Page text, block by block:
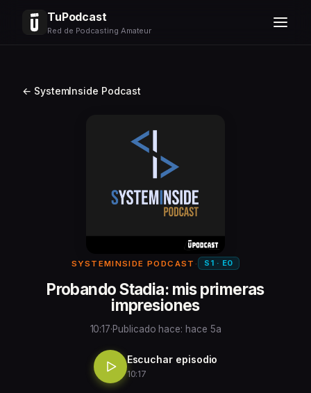
TuPodcast
Red de Podcasting Amateur
← SystemInside Podcast
SYSTEMINSIDE PODCAST · S1 · E0
Probando Stadia: mis primeras
impresiones
10:17·Publicado hace: hace 5a
Escuchar episodio
10:17